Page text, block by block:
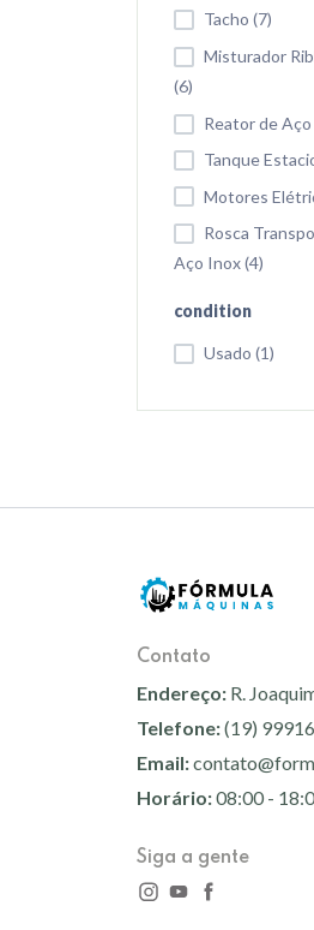
Tacho (7)
Misturador
(6)
Reator de
Tanque
Motores
Rosca
Aço Inox (4)
condition
Usado (1)
Contato
Endereço: R.
Telefone:(19)
Email:
Horário:08:00 -
Siga a gente